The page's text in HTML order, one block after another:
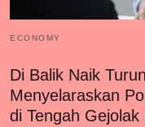
ECONOMY
Di Balik Naik
Menyelaraskan
di Tengah Gejolak